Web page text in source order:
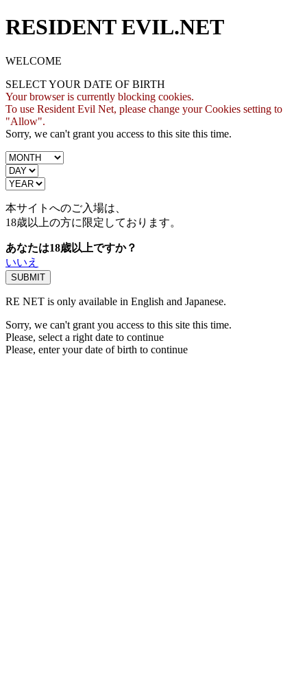
RESIDENT EVIL.NET
WELCOME
SELECT YOUR DATE OF BIRTH
Your browser is currently blocking cookies.
To use Resident Evil Net, please change your Cookies setting to
"Allow".
Sorry, we can't grant you access to this site this time.
本サイトへのご入場は、
18歳以上の方に限定しております。
あなたは18歳以上ですか？
いいえ
RE NET is only available in English and Japanese.
Sorry, we can't grant you access to this site this time.
Please, select a right date to continue
Please, enter your date of birth to continue